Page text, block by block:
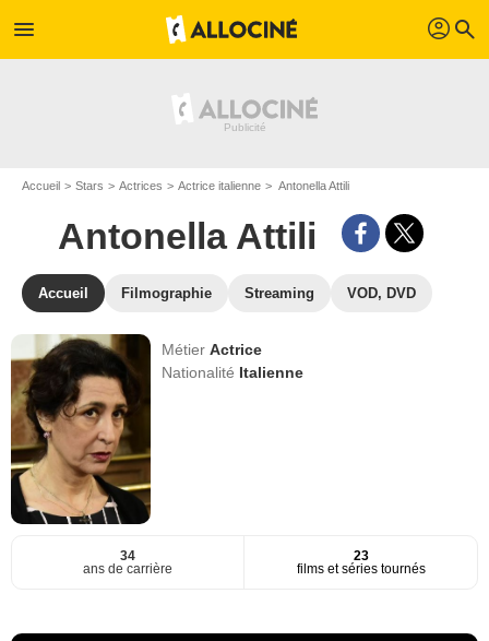
menu profil search
Accueil Stars Actrices Actrice italienne Antonella Attili
Antonella Attili
Accueil Filmographie Streaming VOD, DVD
MétierActrice
Nationalité Italienne
34
ans de carrière
23
films et séries tournés